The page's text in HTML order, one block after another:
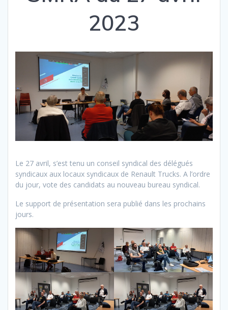
2023
Le 27 avril, s’est tenu un conseil syndical des délégués
syndicaux aux locaux syndicaux de Renault Trucks. A l’ordre
du jour, vote des candidats au nouveau bureau syndical.
Le support de présentation sera publié dans les prochains
jours.